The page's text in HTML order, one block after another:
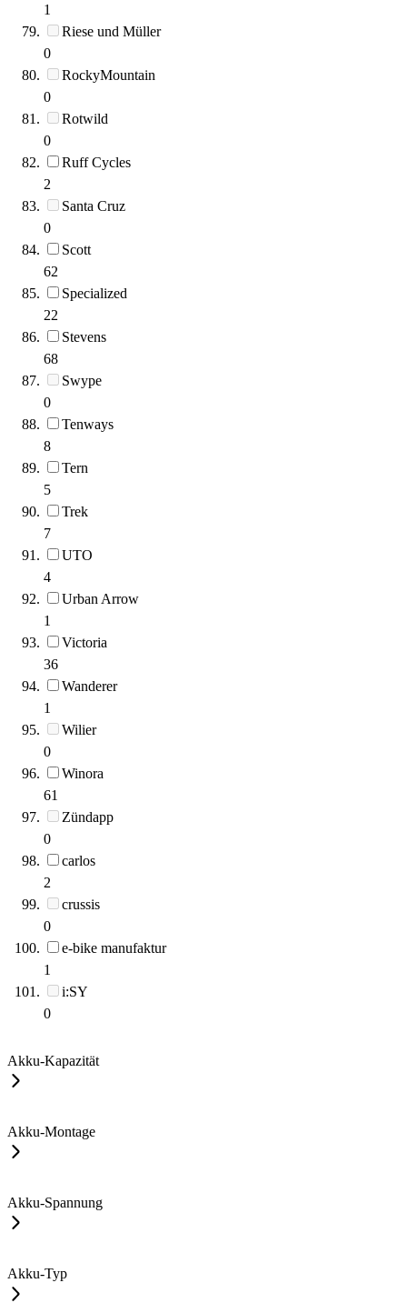
1
Riese und Müller
0
RockyMountain
0
Rotwild
0
Ruff Cycles
2
Santa Cruz
0
Scott
62
Specialized
22
Stevens
68
Swype
0
Tenways
8
Tern
5
Trek
7
UTO
4
Urban Arrow
1
Victoria
36
Wanderer
1
Wilier
0
Winora
61
Zündapp
0
carlos
2
crussis
0
e-bike manufaktur
1
i:SY
0
Akku-Kapazität
Akku-Montage
Akku-Spannung
Akku-Typ